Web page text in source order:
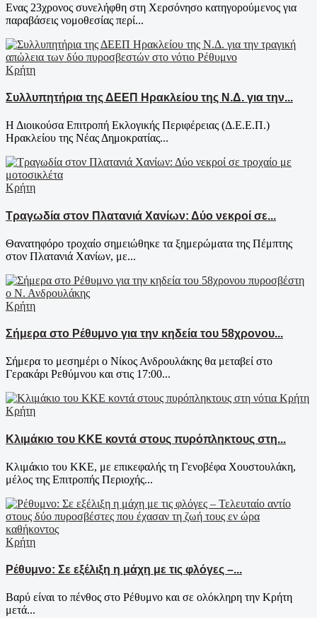
Ενας 23χρονος συνελήφθη στη Χερσόνησο κατηγορούμενος για
παραβάσεις νομοθεσίας περί...
Κρήτη
Συλλυπητήρια της ΔΕΕΠ Ηρακλείου της Ν.Δ. για την...
Η Διοικούσα Επιτροπή Εκλογικής Περιφέρειας (Δ.Ε.Ε.Π.)
Ηρακλείου της Νέας Δημοκρατίας...
Κρήτη
Τραγωδία στον Πλατανιά Χανίων: Δύο νεκροί σε...
Θανατηφόρο τροχαίο σημειώθηκε τα ξημερώματα της Πέμπτης
στον Πλατανιά Χανίων, με...
Κρήτη
Σήμερα στο Ρέθυμνο για την κηδεία του 58χρονου...
Σήμερα το μεσημέρι ο Νίκος Ανδρουλάκης θα μεταβεί στο
Γερακάρι Ρεθύμνου και στις 17:00...
Κρήτη
Κλιμάκιο του ΚΚΕ κοντά στους πυρόπληκτους στη...
Κλιμάκιο του ΚΚΕ, με επικεφαλής τη Γενοβέφα Χουστουλάκη,
μέλος της Επιτροπής Περιοχής...
Κρήτη
Ρέθυμνο: Σε εξέλιξη η μάχη με τις φλόγες –...
Βαρύ είναι το πένθος στο Ρέθυμνο και σε ολόκληρη την Κρήτη
μετά...